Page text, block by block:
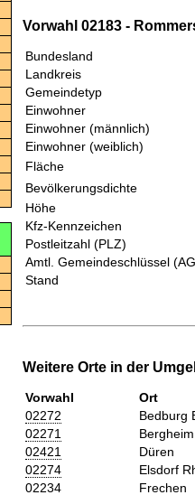
Vorwahl 02183 -
Bundesland
Landkreis
Gemeindetyp
Einwohner
Einwohner (männlich)
Einwohner (weiblich)
Fläche
Bevölkerungsdichte
Höhe
Kfz-Kennzeichen
Postleitzahl (PLZ)
Amtl. Gemeindeschlüssel
Stand
Weitere Orte in der
Vorwahl Ort
02272
Bedburg
02271
02421
Düren
02274
Elsdorf
02234
Frechen